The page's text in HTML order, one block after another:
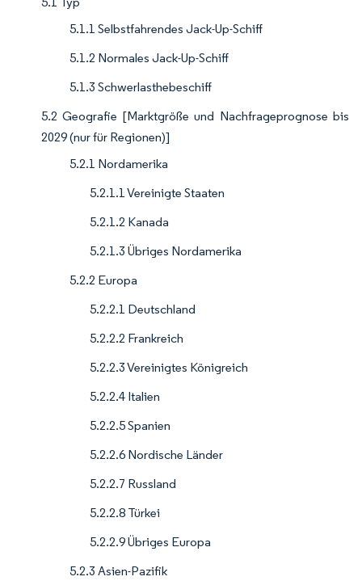
5.1.1 Selbstfahrendes Jack-Up-Schiff
5.1.2 Normales Jack-Up-Schiff
5.1.3 Schwerlasthebeschiff
5.2 Geografie [Marktgröße und Nachfrageprognose bis
2029 (nur für Regionen)]
5.2.1 Nordamerika
5.2.1.1 Vereinigte Staaten
5.2.1.2 Kanada
5.2.1.3 Übriges Nordamerika
5.2.2 Europa
5.2.2.1 Deutschland
5.2.2.2 Frankreich
5.2.2.3 Vereinigtes Königreich
5.2.2.4 Italien
5.2.2.5 Spanien
5.2.2.6 Nordische Länder
5.2.2.7 Russland
5.2.2.8 Türkei
5.2.2.9 Übriges Europa
5.2.3 Asien-Pazifik